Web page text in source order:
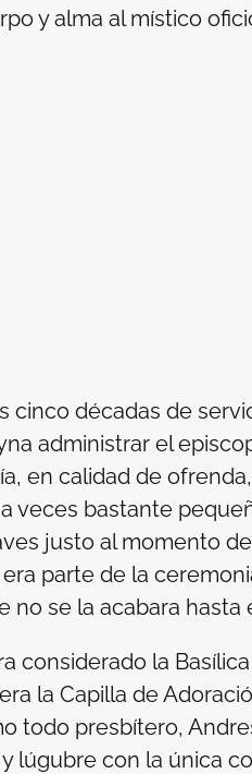
y alma al místico
cinco décadas de
administrar el
en calidad de
veces bastante
justo al momento
parte de la
no se la acabara hasta
considerado la
la Capilla de
todo presbítero,
lúgubre con la única